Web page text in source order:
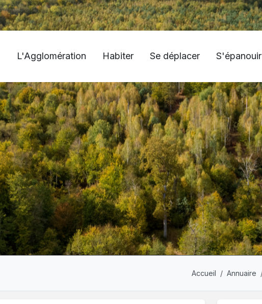
L'Agglomération Habiter Se déplacer S'épanouir
Accueil Annuaire